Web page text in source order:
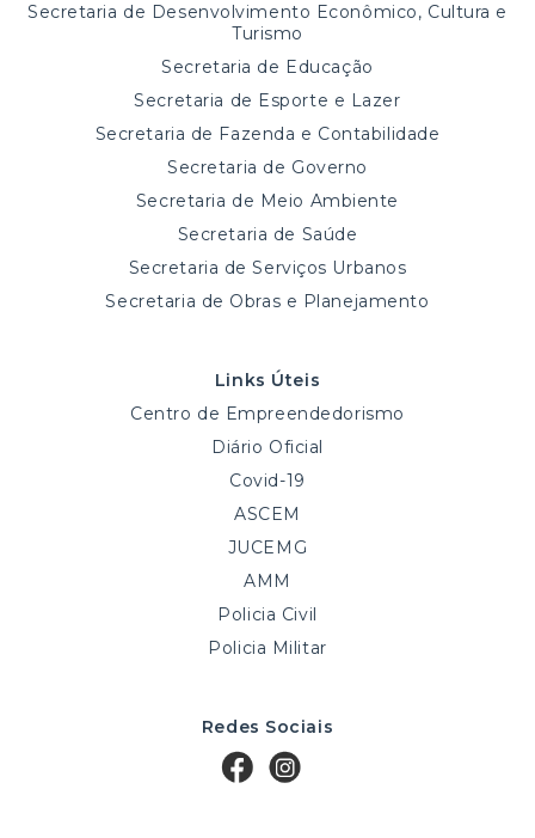
Secretaria de Desenvolvimento Econômico, Cultura e
Turismo
Secretaria de Educação
Secretaria de Esporte e Lazer
Secretaria de Fazenda e Contabilidade
Secretaria de Governo
Secretaria de Meio Ambiente
Secretaria de Saúde
Secretaria de Serviços Urbanos
Secretaria de Obras e Planejamento
Links Úteis
Centro de Empreendedorismo
Diário Oficial
Covid-19
ASCEM
JUCEMG
AMM
Policia Civil
Policia Militar
Redes Sociais